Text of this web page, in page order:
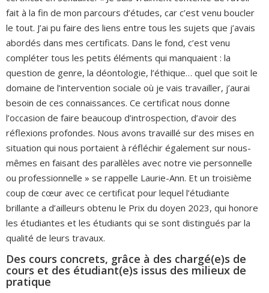
fait à la fin de mon parcours d’études, car c’est venu boucler
le tout. J’ai pu faire des liens entre tous les sujets que j’avais
abordés dans mes certificats. Dans le fond, c’est venu
compléter tous les petits éléments qui manquaient : la
question de genre, la déontologie, l’éthique… quel que soit le
domaine de l’intervention sociale où je vais travailler, j’aurai
besoin de ces connaissances. Ce certificat nous donne
l’occasion de faire beaucoup d’introspection, d’avoir des
réflexions profondes. Nous avons travaillé sur des mises en
situation qui nous portaient à réfléchir également sur nous-
mêmes en faisant des parallèles avec notre vie personnelle
ou professionnelle » se rappelle Laurie-Ann. Et un troisième
coup de cœur avec ce certificat pour lequel l’étudiante
brillante a d’ailleurs obtenu le Prix du doyen 2023, qui honore
les étudiantes et les étudiants qui se sont distingués par la
qualité de leurs travaux.
Des cours concrets, grâce à des chargé(e)s de
cours et des étudiant(e)s issus des milieux de
pratique